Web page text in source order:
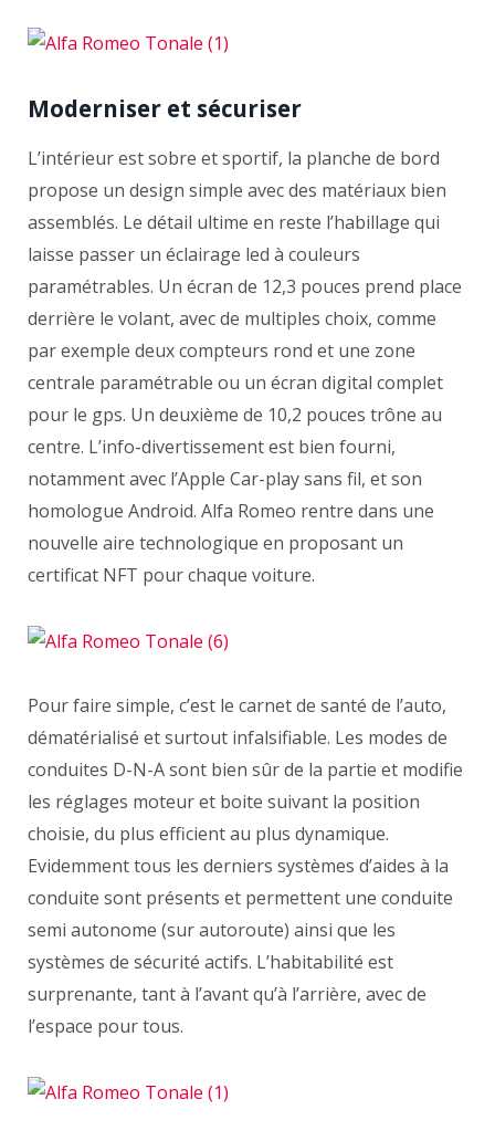
Moderniser et sécuriser
L’intérieur est sobre et sportif, la planche de bord
propose un design simple avec des matériaux bien
assemblés. Le détail ultime en reste l’habillage qui
laisse passer un éclairage led à couleurs
paramétrables. Un écran de 12,3 pouces prend place
derrière le volant, avec de multiples choix, comme
par exemple deux compteurs rond et une zone
centrale paramétrable ou un écran digital complet
pour le gps. Un deuxième de 10,2 pouces trône au
centre. L’info-divertissement est bien fourni,
notamment avec l’Apple Car-play sans fil, et son
homologue Android. Alfa Romeo rentre dans une
nouvelle aire technologique en proposant un
certificat NFT pour chaque voiture.
Pour faire simple, c’est le carnet de santé de l’auto,
dématérialisé et surtout infalsifiable. Les modes de
conduites D-N-A sont bien sûr de la partie et modifie
les réglages moteur et boite suivant la position
choisie, du plus efficient au plus dynamique.
Evidemment tous les derniers systèmes d’aides à la
conduite sont présents et permettent une conduite
semi autonome (sur autoroute) ainsi que les
systèmes de sécurité actifs. L’habitabilité est
surprenante, tant à l’avant qu’à l’arrière, avec de
l’espace pour tous.